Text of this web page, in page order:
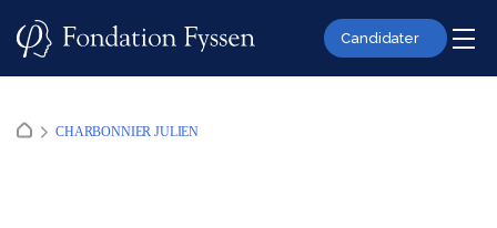
Candidater
CHARBONNIER JULIEN